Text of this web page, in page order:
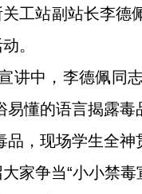
工站副站长李
。
宣讲中，李德佩
懂的语言揭露
，现场学生全
家争当“小小禁